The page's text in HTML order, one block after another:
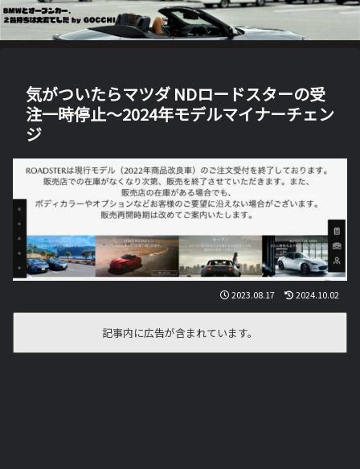
気がついたらマツダ NDロードスターの受
注一時停止〜2024年モデルマイナーチェン
ジ
2023.08.17 2024.10.02
記事内に広告が含まれています。